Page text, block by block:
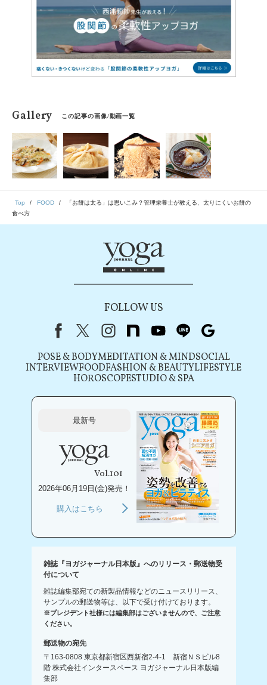
ナナは、もともとアスリート食。美しい筋力づくりには
かかせません。 なんとなくゆらぎやすいこの時期、バナ
ナのハッピーパワーをチャージしてみませんか。
Gallery この記事の画像/動画一覧
Top FOOD
「お餅は太る」は思いこみ？管理栄養士が教える、太りにくいお餅の
食べ方
FOLLOW US
FacebookX（旧Twitter）
instagram
note youtubeline
POSE & BODYMEDITATION & MINDSOCIAL
INTERVIEWFOODFASHION & BEAUTYLIFESTYLE
HOROSCOPESTUDIO & SPA
最新号
Vol.101
2026年06月19日(金)発売！
購入はこちら
雑誌『ヨガジャーナル日本版』へのリリース・郵送物受
付について
雑誌編集部宛ての新製品情報などのニュースリリース、
サンプルの郵送物等は、以下で受け付けております。
※プレジデント社様には編集部はございませんので、ご注意
ください。
郵送物の宛先
〒163-0808 東京都新宿区西新宿2-4-1 新宿ＮＳビル8
階 株式会社インタースペース ヨガジャーナル日本版編
集部